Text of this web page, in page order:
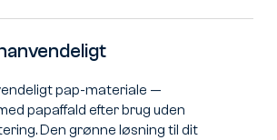
pap-materiale —
papaffald efter brug uden
Den grønne løsning til dit